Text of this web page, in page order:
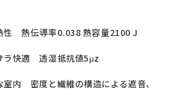
性 熱伝導率0.038 熱容量2100 J
ラ快適 透湿抵抗値5μz
内 密度と繊維の構造による遮音、